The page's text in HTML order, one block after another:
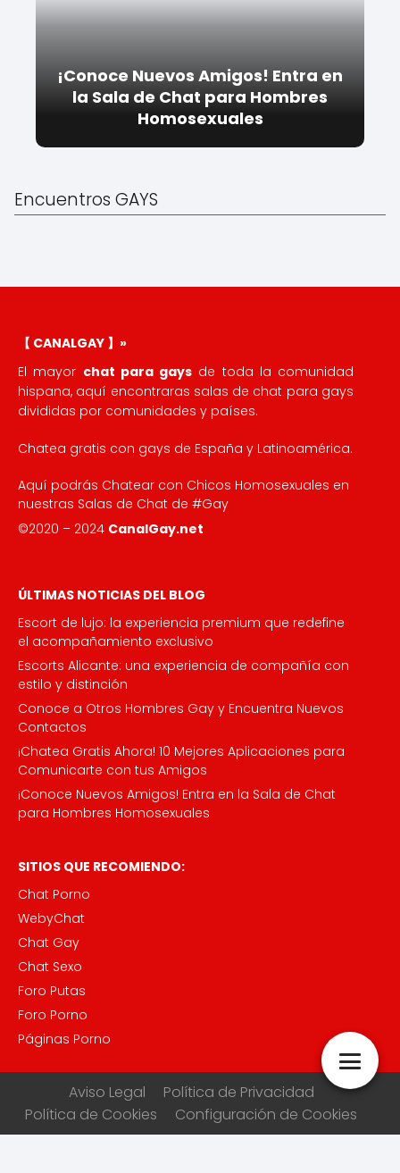
¡Conoce Nuevos Amigos! Entra en
la Sala de Chat para Hombres
Homosexuales
Encuentros GAYS
【 CANALGAY 】»
El mayor chat para gays de toda la comunidad
hispana, aquí encontraras salas de chat para gays
divididas por comunidades y países.
Chatea gratis con gays de España y Latinoamérica.
Aquí podrás Chatear con Chicos Homosexuales en
nuestras Salas de Chat de #Gay
©2020 – 2024 CanalGay.net
ÚLTIMAS NOTICIAS DEL BLOG
Escort de lujo: la experiencia premium que redefine
el acompañamiento exclusivo
Escorts Alicante: una experiencia de compañía con
estilo y distinción
Conoce a Otros Hombres Gay y Encuentra Nuevos
Contactos
¡Chatea Gratis Ahora! 10 Mejores Aplicaciones para
Comunicarte con tus Amigos
¡Conoce Nuevos Amigos! Entra en la Sala de Chat
para Hombres Homosexuales
SITIOS QUE RECOMIENDO:
Chat Porno
WebyChat
Chat Gay
Chat Sexo
Foro Putas
Foro Porno
Páginas Porno
Aviso Legal
Política de Privacidad
Política de Cookies
Configuración de Cookies